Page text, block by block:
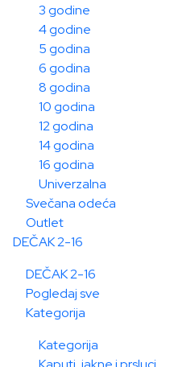
3 godine
4 godine
5 godina
6 godina
8 godina
10 godina
12 godina
14 godina
16 godina
Univerzalna
Svečana odeća
Outlet
DEČAK 2-16
DEČAK 2-16
Pogledaj sve
Kategorija
Kategorija